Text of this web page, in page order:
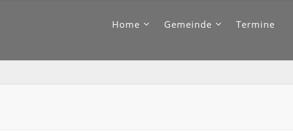
Home Gemeinde Termine